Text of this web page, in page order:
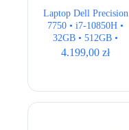
Laptop Dell Precision
7750 • i7-10850H •
32GB • 512GB •
Quadro RTX 3000
4.199,00zł